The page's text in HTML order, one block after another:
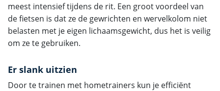
meest intensief tijdens de rit. Een groot voordeel van
de fietsen is dat ze de gewrichten en wervelkolom niet
belasten met je eigen lichaamsgewicht, dus het is veilig
om ze te gebruiken.
Er slank uitzien
Door te trainen met hometrainers kun je efficiënt